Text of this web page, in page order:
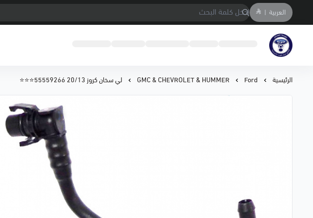
العربية |
متجر المحمادي لقطع السيارات
الرئيسية Ford
GMC & CHEVROLET & HUMMER لي سخان كروز 20/13 55559266⭐⭐⭐